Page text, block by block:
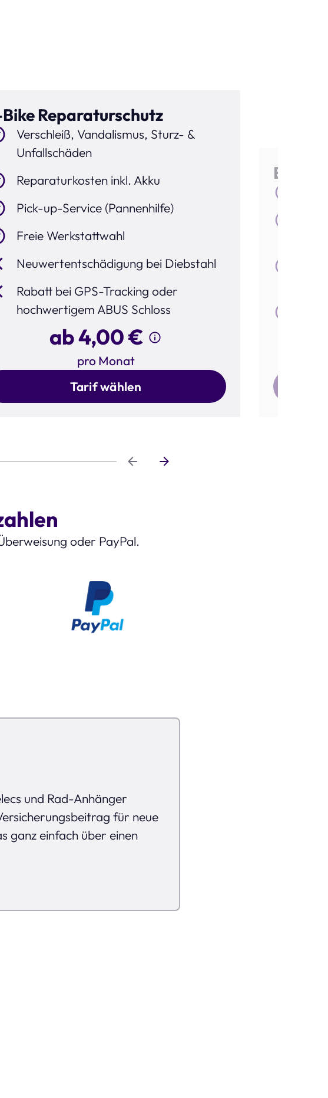
Reparaturschutz
Verschleiß, Vandalismus, Sturz- &
Unfallschäden
Reparaturkosten inkl. Akku
Pick-up-Service (Pannenhilfe)
Freie Werkstattwahl
Neuwertentschädigung bei Diebstahl
Rabatt bei GPS-Tracking oder
hochwertigem ABUS Schloss
ab 4,00 €
pro Monat
Tarif wählen
E-Bike
oder PayPal.
und Rad-Anhänger
für neue
ganz einfach über einen